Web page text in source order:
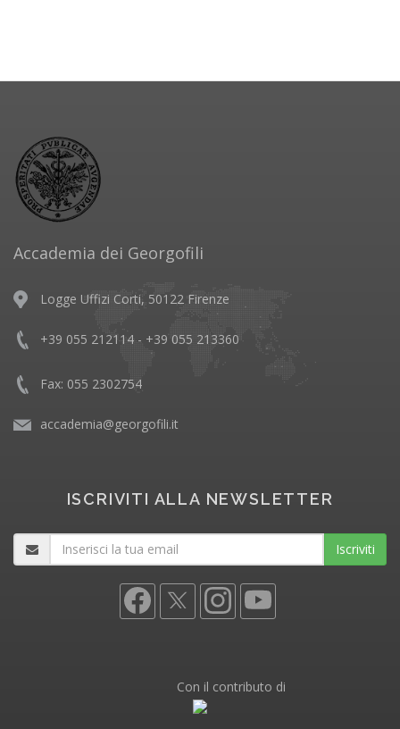
Accademia dei Georgofili
Logge Uffizi Corti, 50122 Firenze
+39 055 212114 - +39 055 213360
Fax: 055 2302754
accademia@georgofili.it
ISCRIVITI ALLA NEWSLETTER
Iscriviti
Con il contributo di